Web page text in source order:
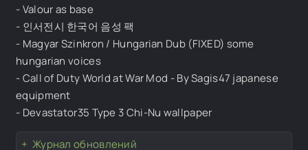
- Valour as base
- 인서전시 한국어 음성 팩
- Magyar Szinkron / Hungarian Dub (FIXED) some
hungarian voices
- Call of Duty World at War Mod - By Sagis47 japanese
equipment
- Devastator35 Type 3 Chi-Nu wallpaper
Журнал обновлений